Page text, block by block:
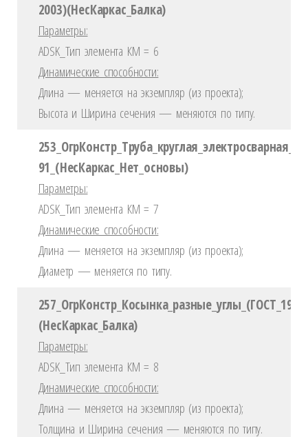
2003)(НесКаркас_Балка)
Параметры:
ADSK_Тип элемента КМ = 6
Динамические способности:
Длина — меняется на экземпляр (из проекта);
Высота и Ширина сечения — меняются по типу.
91_(НесКаркас_Нет_основы)
Параметры:
ADSK_Тип элемента КМ = 7
Динамические способности:
Длина — меняется на экземпляр (из проекта);
Диаметр — меняется по типу.
(НесКаркас_Балка)
Параметры:
ADSK_Тип элемента КМ = 8
Динамические способности:
Длина — меняется на экземпляр (из проекта);
Толщина и Ширина сечения — меняются по типу.